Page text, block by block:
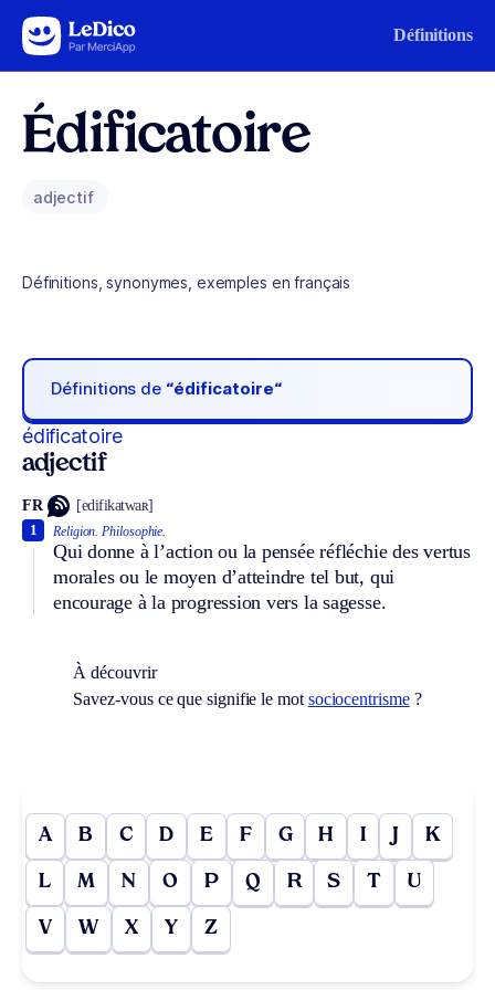
Aller au contenu Définitions
Édificatoire
adjectif
Définitions, synonymes, exemples en français
Définitions de “édificatoire“
édificatoire
adjectif
FR [edifikatwaʀ]
Religion. Philosophie.
Qui donne à l’action ou la pensée réfléchie des vertus
morales ou le moyen d’atteindre tel but, qui
encourage à la progression vers la sagesse.
1
À découvrir
Savez-vous ce que signifie le mot sociocentrisme?
A B C D E F G H I J K
L M N O P Q R S T U
V W X Y Z